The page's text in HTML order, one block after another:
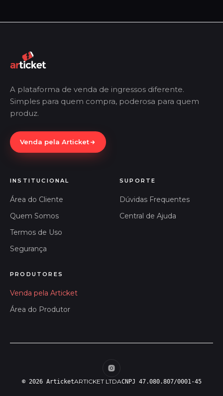
A plataforma de venda de ingressos diferente.
Simples para quem compra, poderosa para quem
produz.
Venda pela Articket
INSTITUCIONAL
Área do Cliente
Quem Somos
Termos de Uso
Segurança
SUPORTE
Dúvidas Frequentes
Central de Ajuda
PRODUTORES
Venda pela Articket
Área do Produtor
© 2026 ArticketARTICKET LTDACNPJ 47.080.807/0001-45